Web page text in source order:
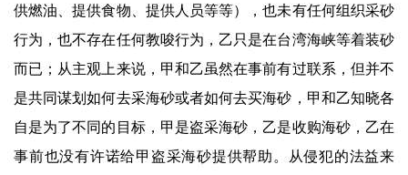
供燃油、提供食物、提供人员等等），也未有任何组织采砂
行为，也不存在任何教唆行为，乙只是在台湾海峡等着装砂
而已；从主观上来说，甲和乙虽然在事前有过联系，但并不
是共同谋划如何去采海砂或者如何去买海砂，甲和乙知晓各
自是为了不同的目标，甲是盗采海砂，乙是收购海砂，乙在
事前也没有许诺给甲盗采海砂提供帮助。从侵犯的法益来